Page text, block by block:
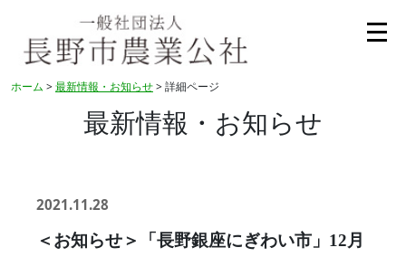
ホーム >最新情報・お知らせ> 詳細ページ
最新情報・お知らせ
2021.11.28
＜お知らせ＞「長野銀座にぎわい市」12月